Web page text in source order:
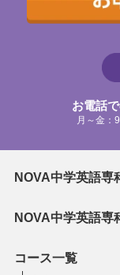
お電話
月～金：
NOVA中学英語専
NOVA中学英語専
コース一覧